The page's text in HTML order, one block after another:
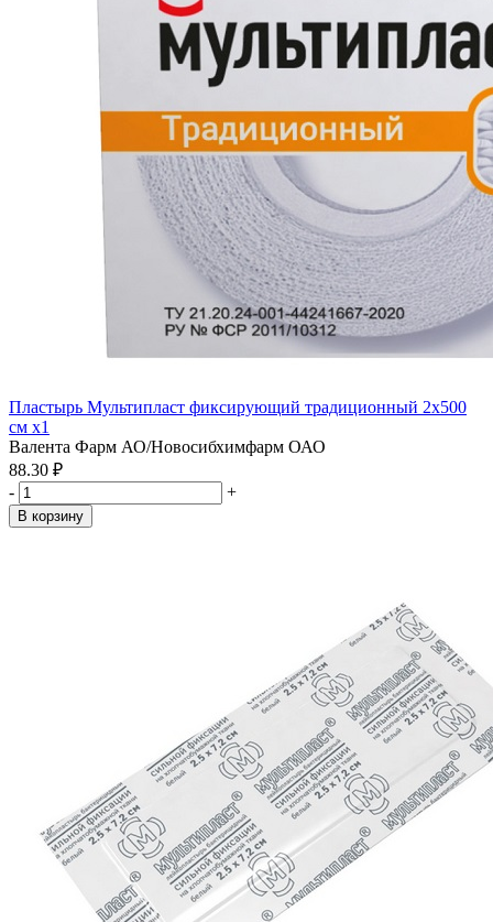
Пластырь Мультипласт фиксирующий традиционный 2х500
см x1
Валента Фарм АО/Новосибхимфарм ОАО
88.30 ₽
-
+
В корзину